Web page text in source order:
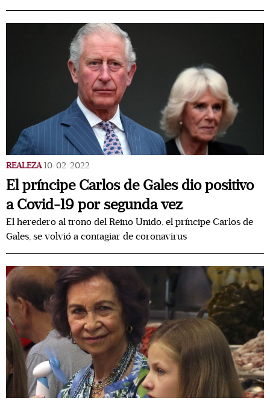
REALEZA 10/02/2022
El príncipe Carlos de Gales dio positivo
a Covid-19 por segunda vez
El heredero al trono del Reino Unido, el príncipe Carlos de
Gales, se volvió a contagiar de coronavirus